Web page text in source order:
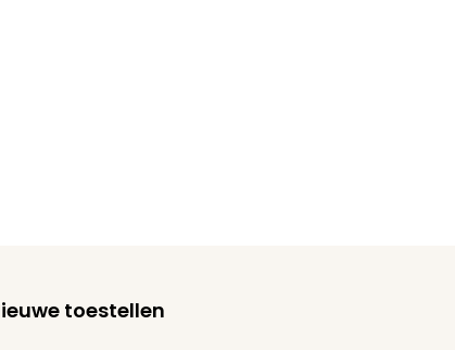
toestellen